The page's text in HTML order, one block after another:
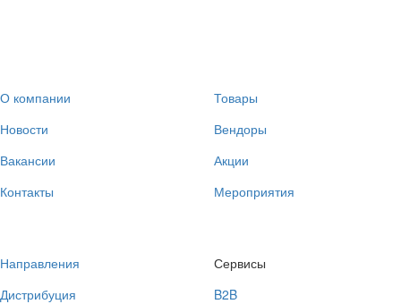
О компании
Новости
Вакансии
Контакты
Товары
Вендоры
Акции
Мероприятия
Направления
Дистрибуция
Сервисы
B2B